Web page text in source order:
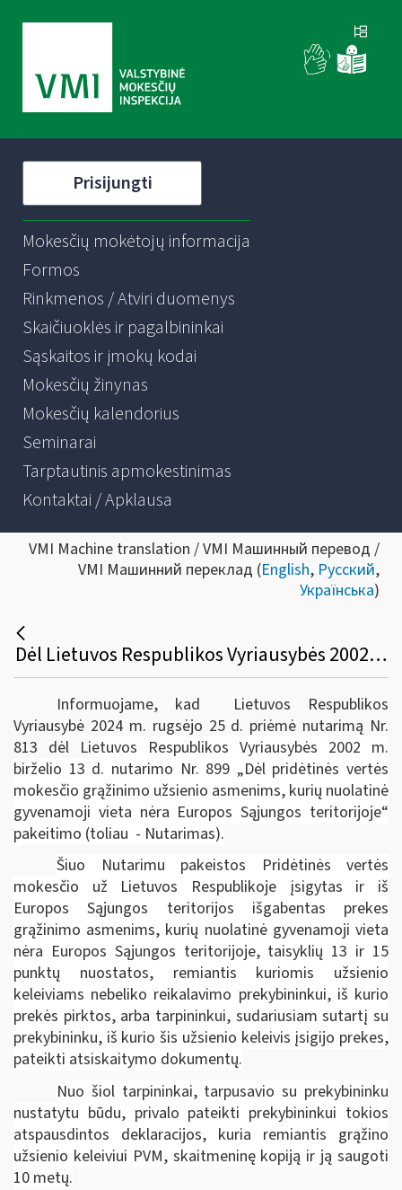
Prisijungti
Mokesčių mokėtojų informacija
Formos
Rinkmenos / Atviri duomenys
Skaičiuoklės ir pagalbininkai
Sąskaitos ir įmokų kodai
Mokesčių žinynas
Mokesčių kalendorius
Seminarai
Tarptautinis apmokestinimas
Kontaktai / Apklausa
VMI Machine translation / VMI Машинный перевод /
VMI Машинний переклад (English, Русский,
Українська)
Dėl Lietuvos Respublikos Vyriausybės 2002 m. birželio 13 d. nutarimo Nr. 899 „Dėl pridėtinės vertės mokesčio grąžinimo užsienio asmenims, kurių nuolatinė gyvenamoji vieta nėra Europos Sąjungos teritorijoje“ pakeitimo
Informuojame, kad Lietuvos Respublikos
Vyriausybė 2024 m. rugsėjo 25 d. priėmė nutarimą Nr.
813 dėl Lietuvos Respublikos Vyriausybės 2002 m.
birželio 13 d. nutarimo Nr. 899 „Dėl pridėtinės vertės
mokesčio grąžinimo užsienio asmenims, kurių nuolatinė
gyvenamoji vieta nėra Europos Sąjungos teritorijoje“
pakeitimo (toliau ­ - Nutarimas).
Šiuo Nutarimu pakeistos Pridėtinės vertės
mokesčio už Lietuvos Respublikoje įsigytas ir iš
Europos Sąjungos teritorijos išgabentas prekes
grąžinimo asmenims, kurių nuolatinė gyvenamoji vieta
nėra Europos Sąjungos teritorijoje, taisyklių 13 ir 15
punktų nuostatos, remiantis kuriomis užsienio
keleiviams nebeliko reikalavimo prekybininkui, iš kurio
prekės pirktos, arba tarpininkui, sudariusiam sutartį su
prekybininku, iš kurio šis užsienio keleivis įsigijo prekes,
pateikti atsiskaitymo dokumentų.
Nuo šiol tarpininkai, tarpusavio su prekybininku
nustatytu būdu, privalo pateikti prekybininkui tokios
atspausdintos deklaracijos, kuria remiantis grąžino
užsienio keleiviui PVM, skaitmeninę kopiją ir ją saugoti
10 metų.